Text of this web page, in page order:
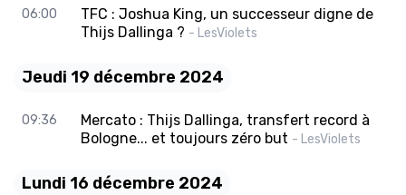
06:00
TFC : Joshua King, un successeur digne de
Thijs Dallinga ? - LesViolets
Jeudi 19 décembre 2024
09:36
Mercato : Thijs Dallinga, transfert record à
Bologne... et toujours zéro but - LesViolets
Lundi 16 décembre 2024